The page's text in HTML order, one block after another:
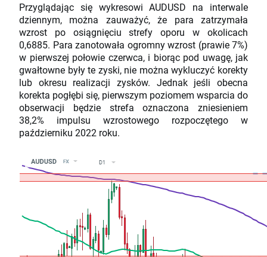
Przyglądając się wykresowi AUDUSD na interwale
dziennym, można zauważyć, że para zatrzymała
wzrost po osiągnięciu strefy oporu w okolicach
0,6885. Para zanotowała ogromny wzrost (prawie 7%)
w pierwszej połowie czerwca, i biorąc pod uwagę, jak
gwałtowne były te zyski, nie można wykluczyć korekty
lub okresu realizacji zysków. Jednak jeśli obecna
korekta pogłębi się, pierwszym poziomem wsparcia do
obserwacji będzie strefa oznaczona zniesieniem
38,2% impulsu wzrostowego rozpoczętego w
październiku 2022 roku.